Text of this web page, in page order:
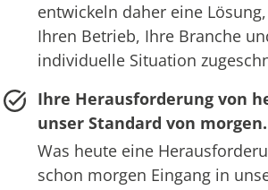
entwickeln daher eine
Ihren Betrieb, Ihre Branche
individuelle Situation
Ihre Herausforderung von
unser Standard von morgen.
Was heute eine
schon morgen Eingang in